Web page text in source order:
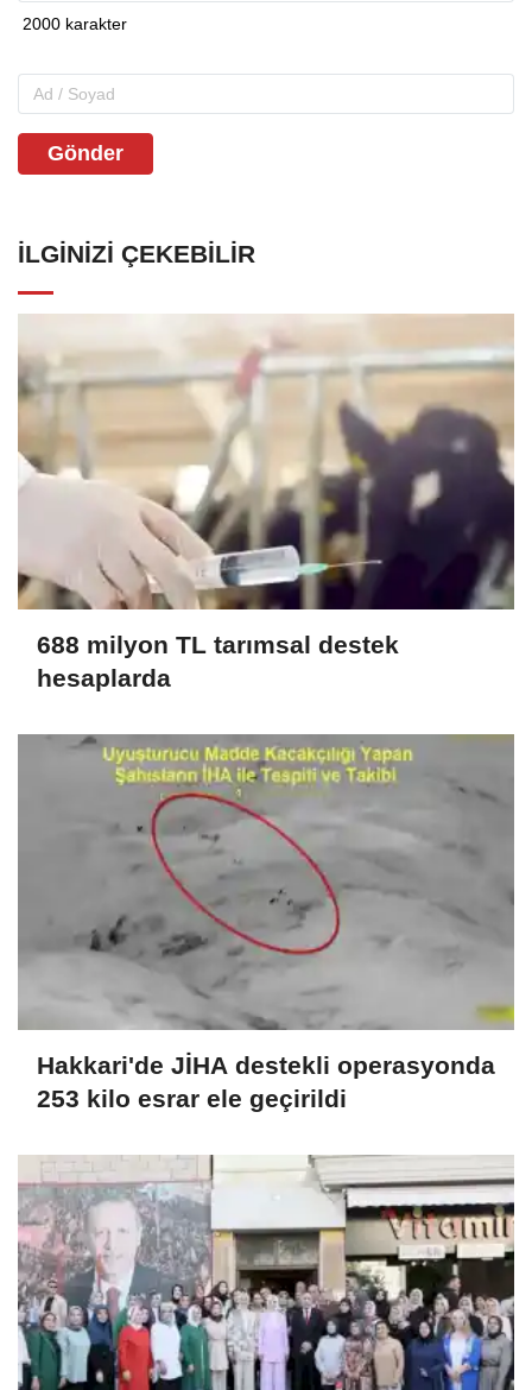
Gönder
İLGINIZI ÇEKEBILIR
688 milyon TL tarımsal destek
hesaplarda
Hakkari'de JİHA destekli operasyonda
253 kilo esrar ele geçirildi